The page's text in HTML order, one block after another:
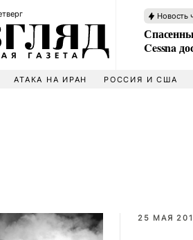
Новость
Cessna
АТАКА НА ИРАН РОССИЯ И США
25 МАЯ